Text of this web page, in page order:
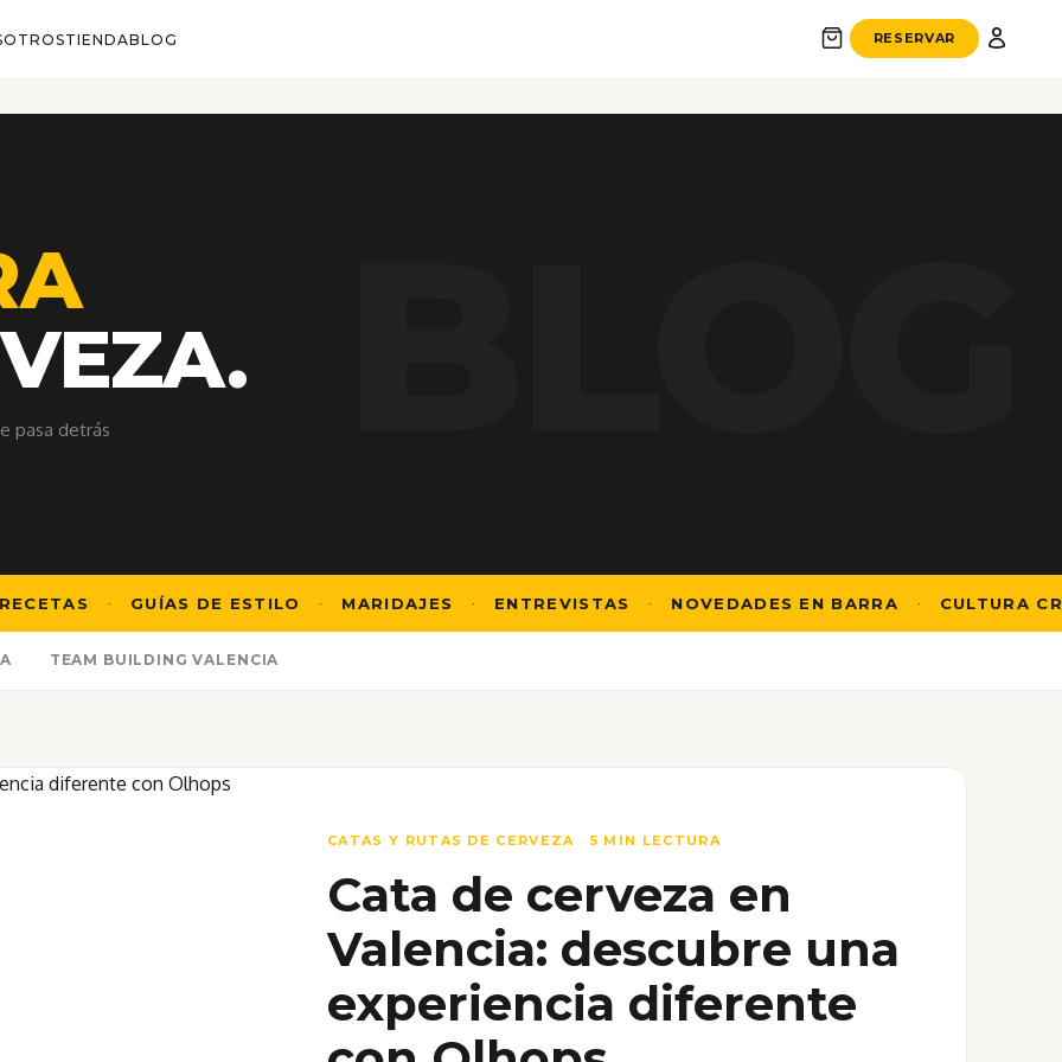
TIENDABLOG RESERVAR
pasa detrás
· GUÍAS DE ESTILO · MARIDAJES · ENTREVISTAS NOVEDADES EN BARRA · CULTURA CRAFT
TEAM BUILDING VALENCIA
CATAS Y RUTAS DE CERVEZA 5 MIN LECTURA
Cata de cerveza en
Valencia: descubre una
experiencia diferente